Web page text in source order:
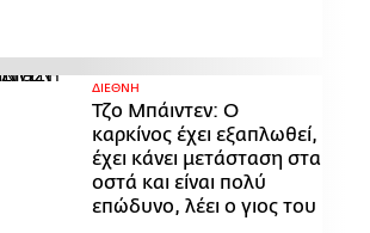
ΔΙΕΘΝΗ
Τζο Μπάιντεν: Ο
καρκίνος έχει εξαπλωθεί,
έχει κάνει μετάσταση στα
οστά και είναι πολύ
επώδυνο, λέει ο γιος του